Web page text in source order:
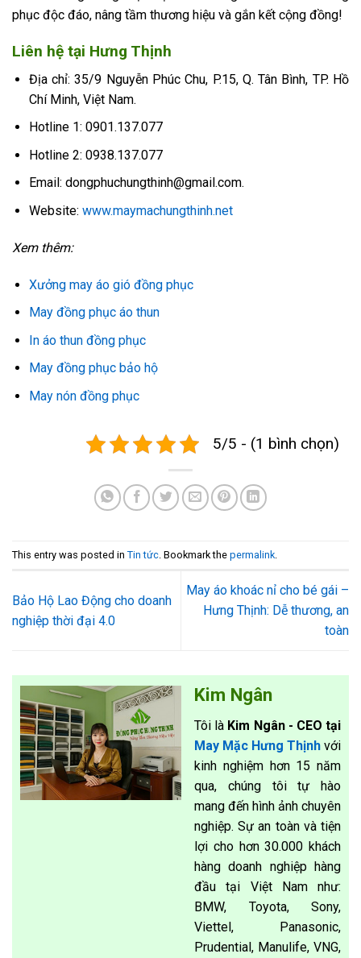
phục độc đáo, nâng tầm thương hiệu và gắn kết cộng đồng!
Liên hệ tại Hưng Thịnh
Địa chỉ: 35/9 Nguyễn Phúc Chu, P.15, Q. Tân Bình, TP. Hồ
Chí Minh, Việt Nam.
Hotline 1: 0901.137.077
Hotline 2: 0938.137.077
Email: dongphuchungthinh@gmail.com.
Website: www.maymachungthinh.net
Xem thêm:
Xưởng may áo gió đồng phục
May đồng phục áo thun
In áo thun đồng phục
May đồng phục bảo hộ
May nón đồng phục
5/5 - (1 bình chọn)
This entry was posted in Tin tức . Bookmark the permalink
Bảo Hộ Lao Động cho doanh
nghiệp thời đại 4.0
May áo khoác nỉ cho bé gái –
Hưng Thịnh: Dễ thương, an
toàn
Kim Ngân
Tôi là Kim Ngân - CEO tại
May Mặc Hưng Thịnh với
kinh nghiệm hơn 15 năm
qua, chúng tôi tự hào
mang đến hình ảnh chuyên
nghiệp. Sự an toàn và tiện
lợi cho hơn 30.000 khách
hàng doanh nghiệp hàng
đầu tại Việt Nam như:
BMW, Toyota, Sony,
Viettel, Panasonic,
Prudential, Manulife, VNG,